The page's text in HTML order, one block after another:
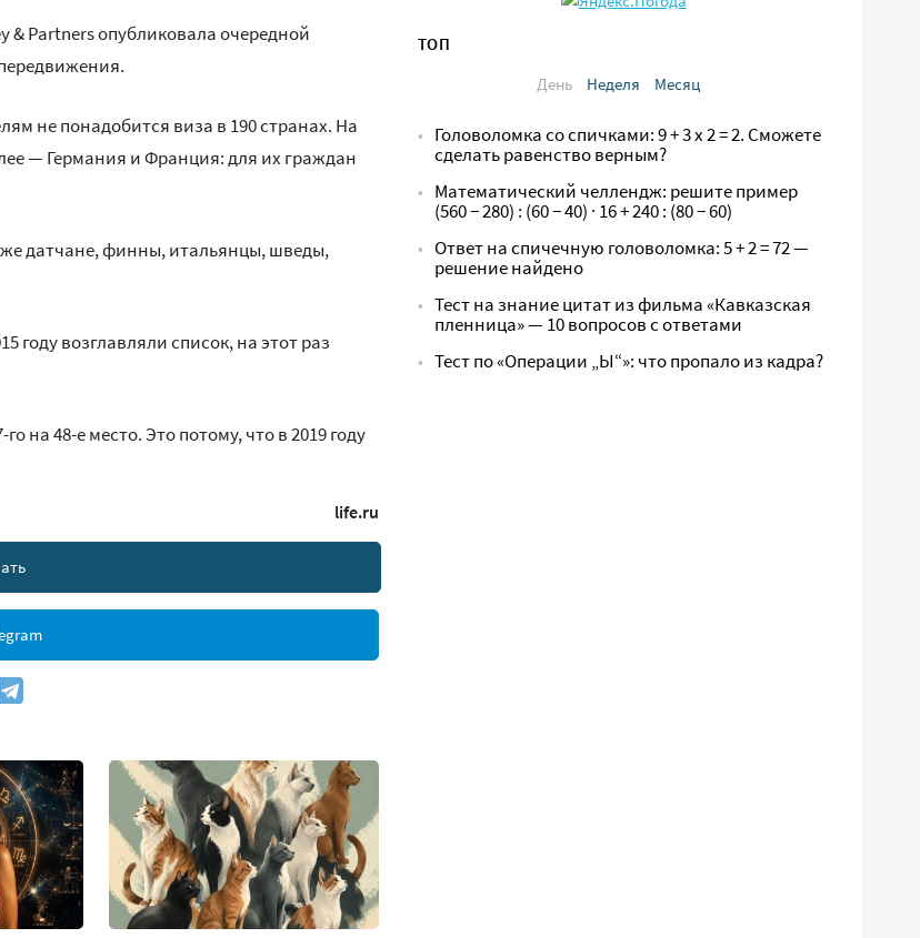
Partners опубликовала очередной
не понадобится виза в 190 странах. На
— Германия и Франция: для их граждан
датчане, финны, итальянцы, шведы,
году возглавляли список, на этот раз
на 48-е место. Это потому, что в 2019 году
life.ru
ТОП
День
Неделя Месяц
Головоломка со спичками: 9 + 3 х 2 = 2. Сможете
сделать равенство верным?
Математический челлендж: решите пример
(560 − 280) : (60 − 40) · 16 + 240 : (80 − 60)
Ответ на спичечную головоломка: 5 + 2 = 72 —
решение найдено
Тест на знание цитат из фильма «Кавказская
пленница» — 10 вопросов с ответами
Тест по «Операции „Ы“»: что пропало из кадра?